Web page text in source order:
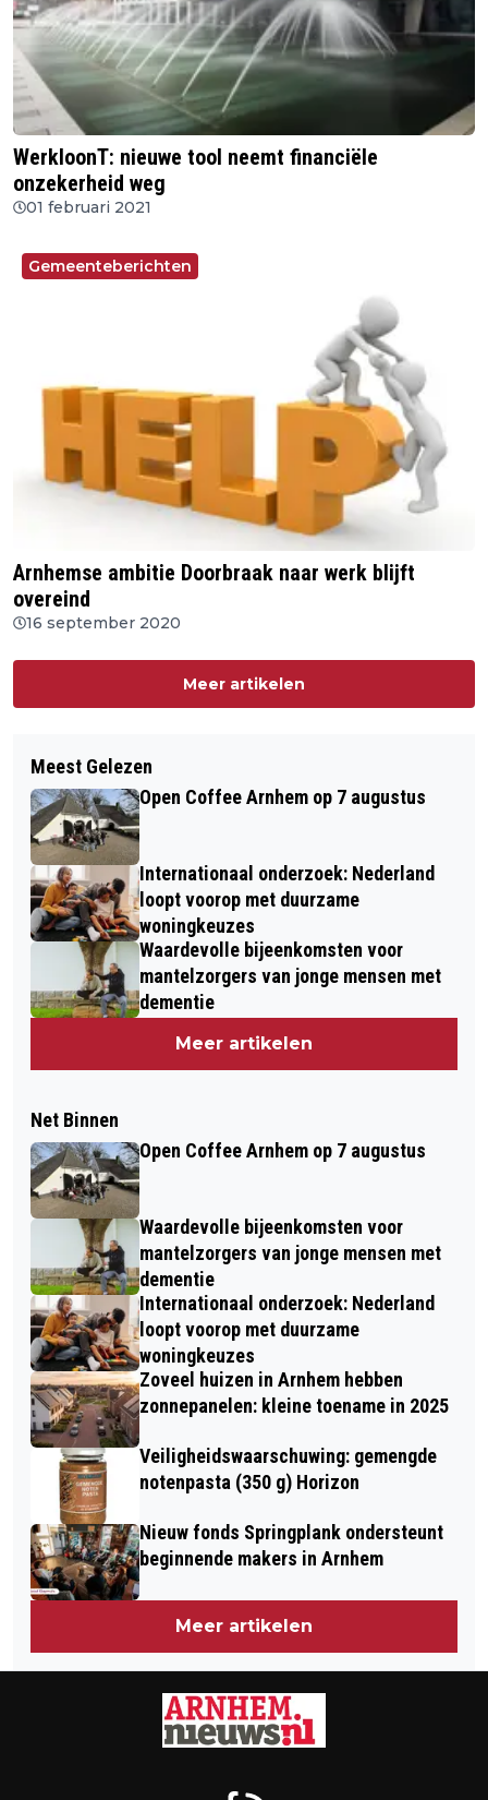
WerkloonT: nieuwe tool neemt financiële
onzekerheid weg
01 februari 2021
Gemeenteberichten
Arnhemse ambitie Doorbraak naar werk blijft
overeind
16 september 2020
Meer artikelen
Meest Gelezen
Open Coffee Arnhem op 7 augustus
Internationaal onderzoek: Nederland
loopt voorop met duurzame
woningkeuzes
Waardevolle bijeenkomsten voor
mantelzorgers van jonge mensen met
dementie
Meer artikelen
Net Binnen
Open Coffee Arnhem op 7 augustus
Waardevolle bijeenkomsten voor
mantelzorgers van jonge mensen met
dementie
Internationaal onderzoek: Nederland
loopt voorop met duurzame
woningkeuzes
Zoveel huizen in Arnhem hebben
zonnepanelen: kleine toename in 2025
Veiligheidswaarschuwing: gemengde
notenpasta (350 g) Horizon
Nieuw fonds Springplank ondersteunt
beginnende makers in Arnhem
Meer artikelen